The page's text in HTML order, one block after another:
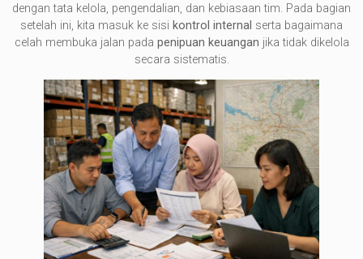
dengan tata kelola, pengendalian, dan kebiasaan tim. Pada bagian
setelah ini, kita masuk ke sisi kontrol internal serta bagaimana
celah membuka jalan pada penipuan keuangan jika tidak dikelola
secara sistematis.